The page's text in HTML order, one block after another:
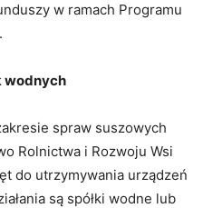
w ramach Programu
wodnych
spraw suszowych
Rolnictwa i Rozwoju Wsi
do utrzymywania urządzeń
są spółki wodne lub